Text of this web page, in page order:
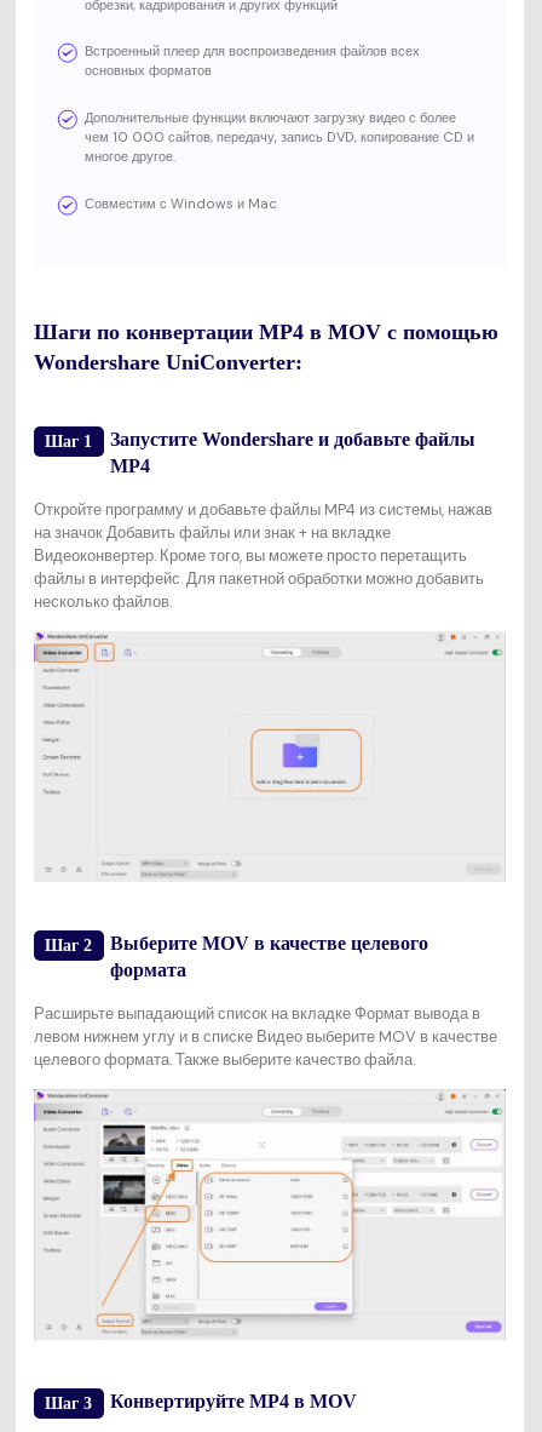
обрезки, кадрирования и других функций
Встроенный плеер для воспроизведения файлов всех
основных форматов
Дополнительные функции включают загрузку видео с более
чем 10 000 сайтов, передачу, запись DVD, копирование CD и
многое другое.
Совместим с Windows и Mac
Шаги по конвертации MP4 в MOV с помощью
Wondershare UniConverter:
Шаг 1
Запустите Wondershare и добавьте файлы
MP4
Откройте программу и добавьте файлы MP4 из системы, нажав
на значок Добавить файлы или знак + на вкладке
Видеоконвертер. Кроме того, вы можете просто перетащить
файлы в интерфейс. Для пакетной обработки можно добавить
несколько файлов.
Шаг 2
Выберите MOV в качестве целевого
формата
Расширьте выпадающий список на вкладке Формат вывода в
левом нижнем углу и в списке Видео выберите MOV в качестве
целевого формата. Также выберите качество файла.
Шаг 3 Конвертируйте MP4 в MOV